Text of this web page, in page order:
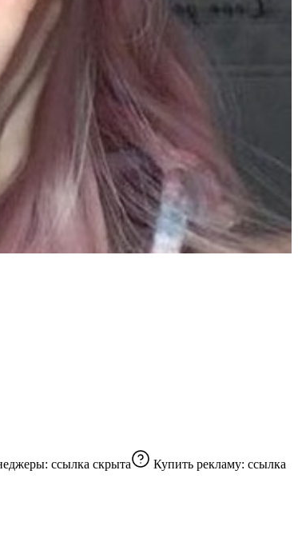
ссылка скрыта Купить рекламу: ссылка